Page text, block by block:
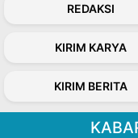
REDAKSI
KIRIM KARYA
KIRIM BERITA